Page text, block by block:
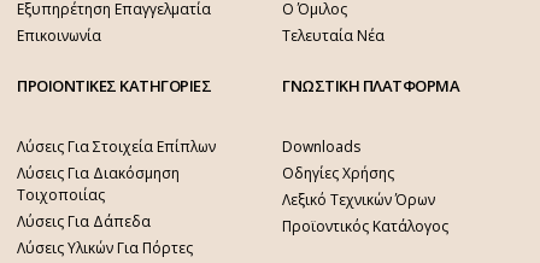
Εξυπηρέτηση Επαγγελματία
Επικοινωνία
Ο Όμιλος
Τελευταία Νέα
ΠΡΟΙΟΝΤΙΚΕΣ ΚΑΤΗΓΟΡΙΕΣ
Λύσεις Για Στοιχεία Επίπλων
Λύσεις Για Διακόσμηση
Τοιχοποιίας
Λύσεις Για Δάπεδα
Λύσεις Υλικών Για Πόρτες
ΓΝΩΣΤΙΚΗ ΠΛΑΤΦΟΡΜΑ
Downloads
Οδηγίες Χρήσης
Λεξικό Τεχνικών Όρων
Προϊοντικός Κατάλογος